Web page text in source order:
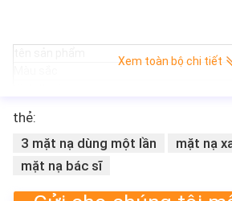
Phạm vi áp dụng
Phương pháp lưu trữ
Xem toàn bộ chi tiết
thẻ:
3 mặt nạ dùng một lần
mặt nạ
mặt nạ bác sĩ